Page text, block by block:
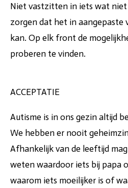
Niet vastzitten in iets wat
zorgen dat het in
kan. Op elk front de
proberen te vinden.
ACCEPTATIE
Autisme is in ons gezin altijd
We hebben er nooit
Afhankelijk van de leeftijd
weten waardoor iets bij papa
waarom iets moeilijker is of